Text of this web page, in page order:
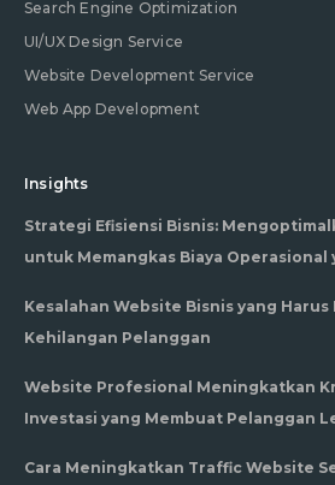
Search Engine Optimization
UI/UX Design Service
Website Development Service
Web App Development
Insights
Strategi Efisiensi Bisnis:
untuk Memangkas Biaya Operasional
Kesalahan Website Bisnis yang
Kehilangan Pelanggan
Website Profesional Meningkatkan
Investasi yang Membuat Pelanggan
Cara Meningkatkan Traffic Website